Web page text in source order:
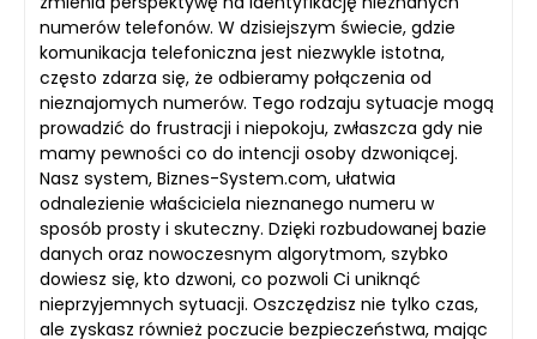
numerów telefonów. W dzisiejszym świecie, gdzie
komunikacja telefoniczna jest niezwykle istotna,
często zdarza się, że odbieramy połączenia od
nieznajomych numerów. Tego rodzaju sytuacje mogą
prowadzić do frustracji i niepokoju, zwłaszcza gdy nie
mamy pewności co do intencji osoby dzwoniącej.
Nasz system, Biznes-System.com, ułatwia
odnalezienie właściciela nieznanego numeru w
sposób prosty i skuteczny. Dzięki rozbudowanej bazie
danych oraz nowoczesnym algorytmom, szybko
dowiesz się, kto dzwoni, co pozwoli Ci uniknąć
nieprzyjemnych sytuacji. Oszczędzisz nie tylko czas,
ale zyskasz również poczucie bezpieczeństwa, mając